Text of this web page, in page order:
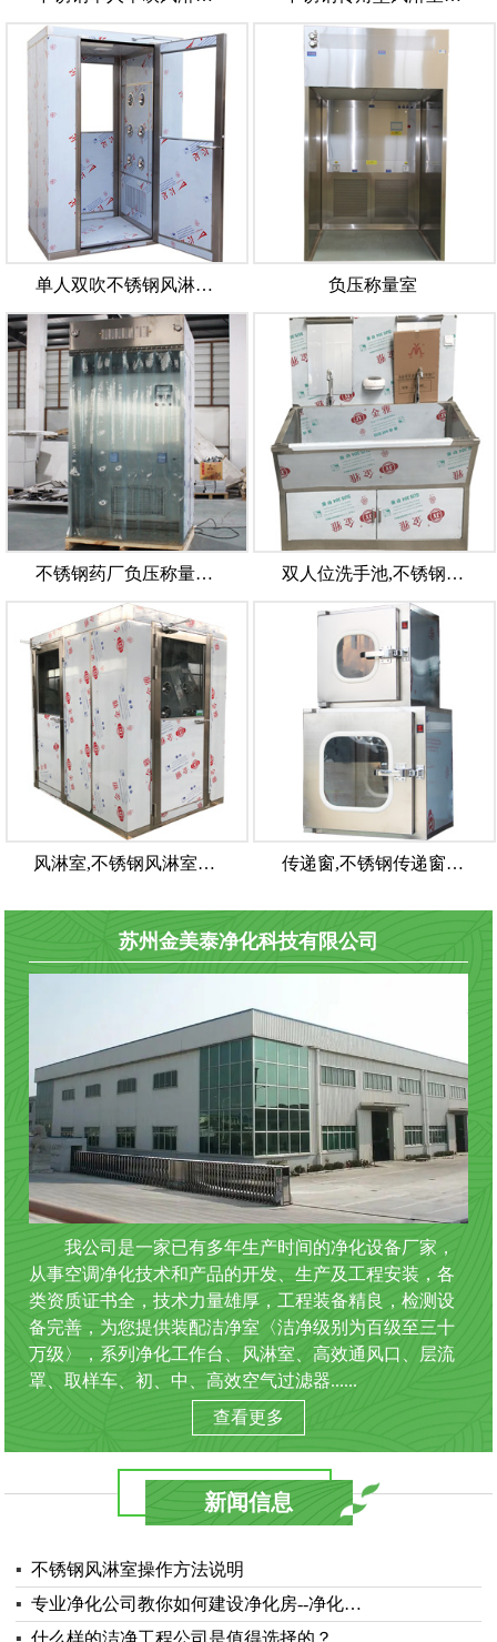
单人双吹不锈钢风淋… 负压称量室
不锈钢药厂负压称量… 双人位洗手池,不锈钢…
风淋室,不锈钢风淋室… 传递窗,不锈钢传递窗…
苏州金美泰净化科技有限公司
我公司是一家已有多年生产时间的净化设备厂家，
从事空调净化技术和产品的开发、生产及工程安装，各
类资质证书全，技术力量雄厚，工程装备精良，检测设
备完善，为您提供装配洁净室〈洁净级别为百级至三十
万级〉，系列净化工作台、风淋室、高效通风口、层流
罩、取样车、初、中、高效空气过滤器......
查看更多
新闻信息
▪ 不锈钢风淋室操作方法说明
▪ 专业净化公司教你如何建设净化房--净化…
▪ 什么样的洁净工程公司是值得选择的？